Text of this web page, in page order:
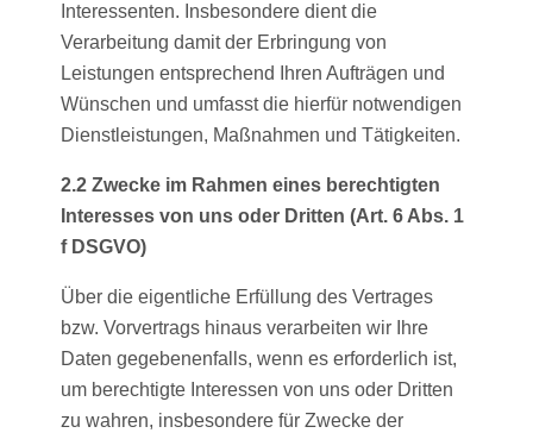
Interessenten. Insbesondere dient die
Verarbeitung damit der Erbringung von
Leistungen entsprechend Ihren Aufträgen und
Wünschen und umfasst die hierfür notwendigen
Dienstleistungen, Maßnahmen und Tätigkeiten.
2.2 Zwecke im Rahmen eines berechtigten
Interesses von uns oder Dritten (Art. 6 Abs. 1
f DSGVO)
Über die eigentliche Erfüllung des Vertrages
bzw. Vorvertrags hinaus verarbeiten wir Ihre
Daten gegebenenfalls, wenn es erforderlich ist,
um berechtigte Interessen von uns oder Dritten
zu wahren, insbesondere für Zwecke der